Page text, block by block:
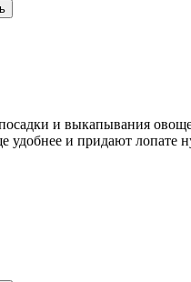
и выкапывания
удобнее и придают лопате